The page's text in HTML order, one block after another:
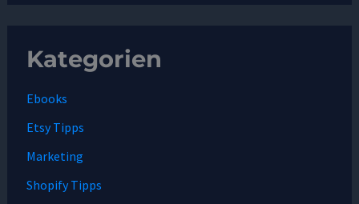
Kategorien
Ebooks
Etsy Tipps
Marketing
Shopify Tipps